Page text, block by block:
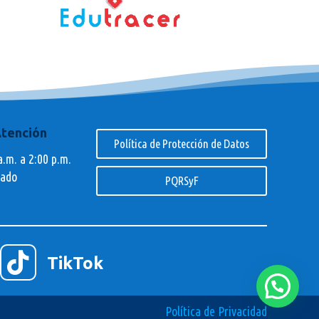
a 2:00 p.m.
Política de Protección de Datos
PQRSyF
 TikTok
Política de Privacidad